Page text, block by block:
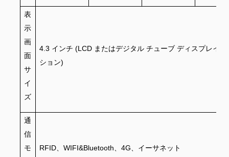
表
示
画
面
サ
イ
ズ
4.3 インチ (LCD またはデジタル チューブ ディスプレイは
ション)
通
信
モ
RFID、WIFI&Bluetooth、4G、イーサネット